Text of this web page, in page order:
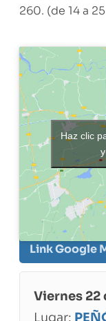
260. (de 14 a
Haz clic
Link Google
Viernes 22
Lugar: